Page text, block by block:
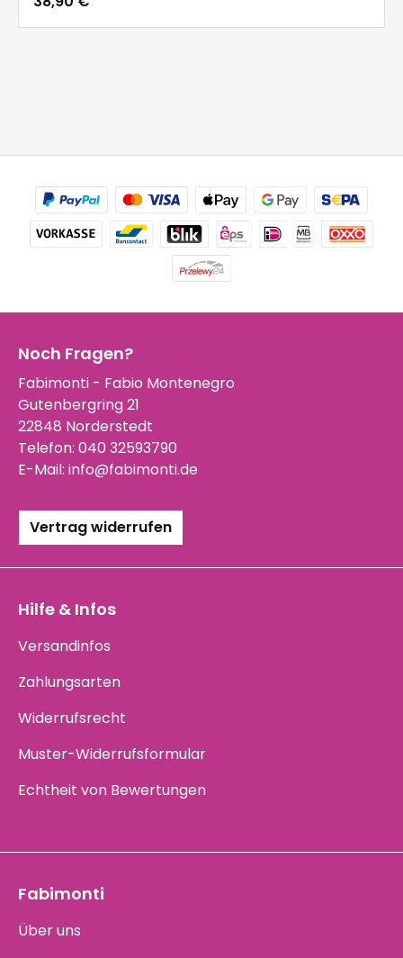
Noch Fragen?
Fabimonti - Fabio Montenegro
Gutenbergring 21
22848 Norderstedt
Telefon: 040 32593790
E-Mail: info@fabimonti.de
Vertrag widerrufen
Hilfe & Infos
Versandinfos
Zahlungsarten
Widerrufsrecht
Muster-Widerrufsformular
Echtheit von Bewertungen
Fabimonti
Über uns